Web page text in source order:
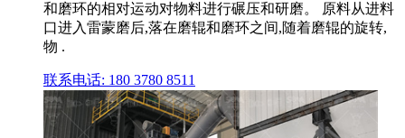
和磨环的相对运动对物料进行碾压和研磨。 原料从进料
口进入雷蒙磨后,落在磨辊和磨环之间,随着磨辊的旋转,
物 .
联系电话: 180 3780 8511